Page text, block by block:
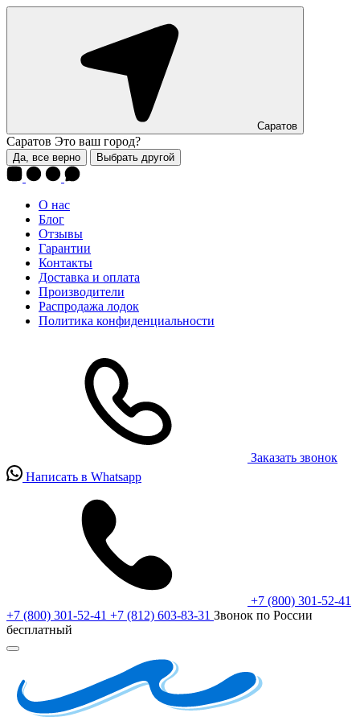
Саратов
Саратов Это ваш город?
Да, все верно Выбрать другой
О нас
Блог
Отзывы
Гарантии
Контакты
Доставка и оплата
Производители
Распродажа лодок
Политика конфиденциальности
Заказать звонок
Написать в Whatsapp
+7 (800) 301-52-41
+7 (800) 301-52-41 +7 (812) 603-83-31 Звонок по России
бесплатный